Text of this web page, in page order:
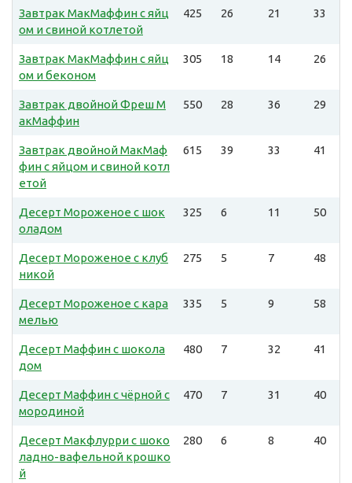
Завтрак МакМаффин с яйц
ом и свиной котлетой
425 26 21 33
Завтрак МакМаффин с яйц
ом и беконом
305 18 14 26
Завтрак двойной Фреш М
акМаффин
550 28 36 29
Завтрак двойной МакМаф
фин с яйцом и свиной котл
етой
615 39 33 41
Десерт Мороженое с шок
оладом
325 6 11 50
Десерт Мороженое с клуб
никой
275 5 7 48
Десерт Мороженое с кара
мелью
335 5 9 58
Десерт Маффин с шокола
дом
480 7 32 41
Десерт Маффин с чёрной с
мородиной
470 7 31 40
Десерт Макфлурри с шоко
ладно-вафельной крошко
й
280 6 8 40